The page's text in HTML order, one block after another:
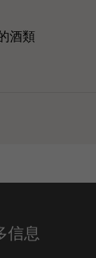
酒類
信息